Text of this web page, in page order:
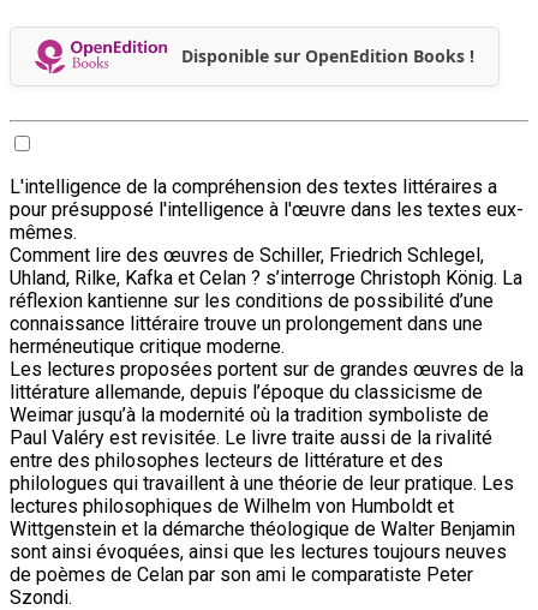
Disponible sur OpenEdition Books !
L'intelligence de la compréhension des textes littéraires a
pour présupposé l'intelligence à l'œuvre dans les textes eux-
mêmes.
Comment lire des œuvres de Schiller, Friedrich Schlegel,
Uhland, Rilke, Kafka et Celan ? s’interroge Christoph König. La
réflexion kantienne sur les conditions de possibilité d’une
connaissance littéraire trouve un prolongement dans une
herméneutique critique moderne.
Les lectures proposées portent sur de grandes œuvres de la
littérature allemande, depuis l’époque du classicisme de
Weimar jusqu’à la modernité où la tradition symboliste de
Paul Valéry est revisitée. Le livre traite aussi de la rivalité
entre des philosophes lecteurs de littérature et des
philologues qui travaillent à une théorie de leur pratique. Les
lectures philosophiques de Wilhelm von Humboldt et
Wittgenstein et la démarche théologique de Walter Benjamin
sont ainsi évoquées, ainsi que les lectures toujours neuves
de poèmes de Celan par son ami le comparatiste Peter
Szondi.